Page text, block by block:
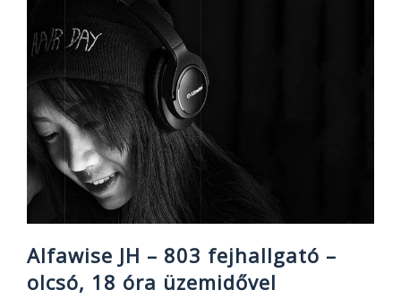
Alfawise JH – 803 fejhallgató –
olcsó, 18 óra üzemidővel